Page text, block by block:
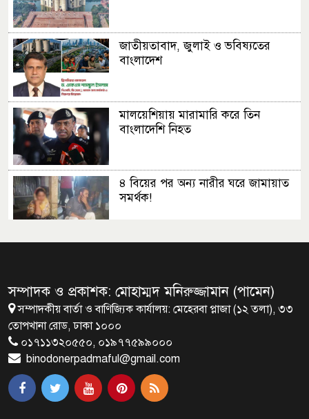
জাতীয়তাবাদ, জুলাই ও ভবিষ্যতের
বাংলাদেশ
মালয়েশিয়ায় মারামারি করে তিন
বাংলাদেশি নিহত
৪ বিয়ের পর অন্য নারীর ঘরে জামায়াত
সমর্থক!
প্রধানমন্ত্রীর সঙ্গে দক্ষিণ কোরিয়ার
বাণিজ্যমন্ত্রীর সাক্ষাৎ
‘গুলশানের চামেলি’ আনুষ্ঠানিক যাত্রা শুরু
সম্পাদক ও প্রকাশক: মোহাম্মদ মনিরুজ্জামান (পামেন)
সম্পাদকীয় বার্তা ও বাণিজ্যিক কার্যালয়: মেহেরবা প্লাজা (১২ তলা), ৩৩
তোপখানা রোড, ঢাকা ১০০০
০১৭১১৩২০৫৫০, ০১৯৭৭৫৯৯০০০
binodonerpadmaful@gmail.com